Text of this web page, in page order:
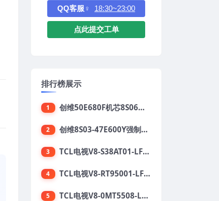
QQ客服♀ 18:30~23:00
点此提交工单
排行榜展示
1 创维50E680F机芯8S06强制升级刷机包
2 创维8S03-47E600Y强制升级软件刷机电视固件包
3 TCL电视V8-S38AT01-LF1V123版本强刷电视固件包下载
4 TCL电视V8-RT95001-LF1V215版本强刷电视固件包下载
5 TCL电视V8-0MT5508-LF1V362版本强刷电视固件包下载